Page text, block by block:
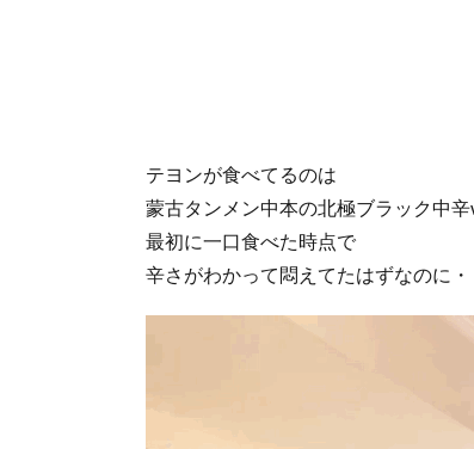
テヨンが食べてるのは
蒙古タンメン中本の北極ブラック中
最初に一口食べた時点で
辛さがわかって悶えてたはずなのに・